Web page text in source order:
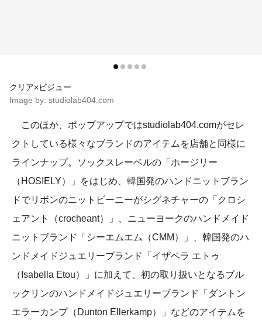
クリア×ビジュー
Image by: studiolab404.com
このほか、ポップアップではstudiolab404.comがセレ
クトしている様々なブランドのアイテムを店舗と同様に
ラインナップ。ソックスレーベルの「ホージリー
（HOSIELY）」をはじめ、韓国発のハンドニットブラン
ドでリボンのニットビーニーがシグネチャーの「クロシ
ェアント（crocheant）」、ニューヨークのハンドメイド
ニットブランド「シーエムエム（CMM）」、韓国発のハ
ンドメイドジュエリーブランド「イザベラ エトゥ
（Isabella Etou）」に加えて、初の取り扱いとなるブル
ックリンのハンドメイドジュエリーブランド「ダントン
エラーカンプ（Dunton Ellerkamp）」などのアイテムを